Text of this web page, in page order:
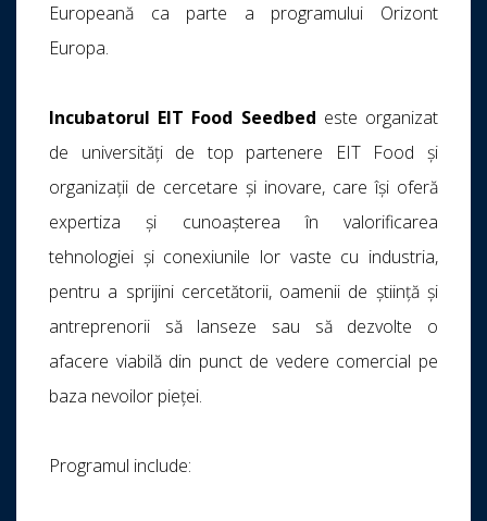
Europeană ca parte a programului Orizont
Europa.
Incubatorul EIT Food Seedbed este organizat
de universități de top partenere EIT Food și
organizații de cercetare și inovare, care își oferă
expertiza și cunoașterea în valorificarea
tehnologiei și conexiunile lor vaste cu industria,
pentru a sprijini cercetătorii, oamenii de știință și
antreprenorii să lanseze sau să dezvolte o
afacere viabilă din punct de vedere comercial pe
baza nevoilor pieței.
Programul include: